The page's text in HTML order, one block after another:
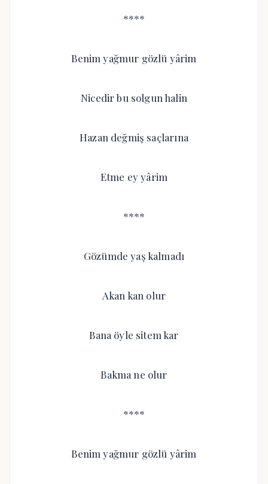
****
Benim yağmur gözlü yârim
Nicedir bu solgun halin
Hazan değmiş saçlarına
Etme ey yârim
****
Gözümde yaş kalmadı
Akan kan olur
Bana öyle sitem kar
Bakma ne olur
****
Benim yağmur gözlü yârim